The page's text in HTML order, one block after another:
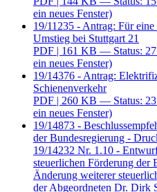
ein neues Fenster)
19/11235 - Antrag: Für
Umstieg bei Stuttgart 21
PDF | 161 KB — Status:
ein neues Fenster)
19/14376 - Antrag:
Schienenverkehr
PDF | 260 KB — Status:
ein neues Fenster)
19/14873 -
der Bundesregierung -
19/14232 Nr. 1.10 -
steuerlichen Förderung der
Änderung weiterer
der Abgeordneten Dr. Dirk